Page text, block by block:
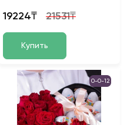
19224₸ 21531₸
Купить
0-0-12